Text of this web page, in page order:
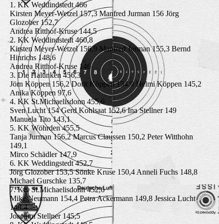
1. KK Weddindstedt 466
Kirsten Meyer-Wetzel 157,3 Manfred Jurman 156 Jörg
Glozober 152,7
Andrea Ritthof-Kruse 144,5
2. KK Weddindstedt 460,8
Kirsten Meyer-Wetzel 156,9 Manfred Jurman 155,3 Bernd
Hinrichs 148,6
Andrea Ritthof-Kruse 146
3. Die Halunken 456,3
Jörn Köppen 156,2 Dorit Köppen 154,9 Helmi Köppen 145,2
Anika Köppen 97,6
4. KK St.Michaelisdonn 455,6
Sven Lucht 154 Gerd Kohlsaat 152,6 Ina Stellner 149
Manuela Tito 143,1
5. KK Wöhrden 455,5
Tanja Jurman 156,2 Marcus Claussen 150,2 Peter Witthohn
149,1
Mirco Schädler 147,9
6. KK Weddingstedt 452,7
Jörg Glozober 153,5 Sönke Kruse 150,4 Anneli Fuchs 148,8
Michael Gurschke 135,7
7. KK St.Michaelisdonn 452,6
Mike Neumann 154,4 Petra Ackermann 149,8 Jessica Lucht
148,4
Joachim Stellner 145,5